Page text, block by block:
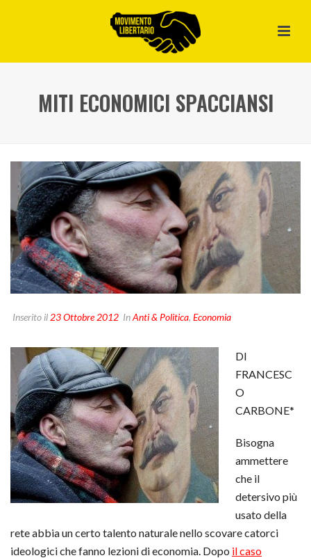
MITI ECONOMICI SPACCIANSI
Inserito il 23 Ottobre 2012 InAnti & Politica, Economia
DI
FRANCESC
O
CARBONE*
Bisogna
ammettere
che il
detersivo più
usato della
rete abbia un certo talento naturale nello scovare catorci
ideologici che fanno lezioni di economia. Dopo il caso